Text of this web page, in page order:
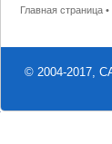
Главная страница •
© 2004-2017,